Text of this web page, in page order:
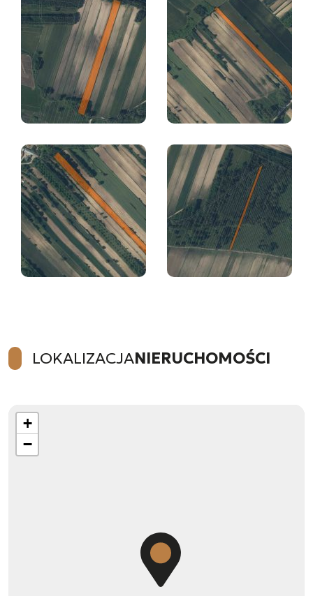
LOKALIZACJANIERUCHOMOŚCI
+
−